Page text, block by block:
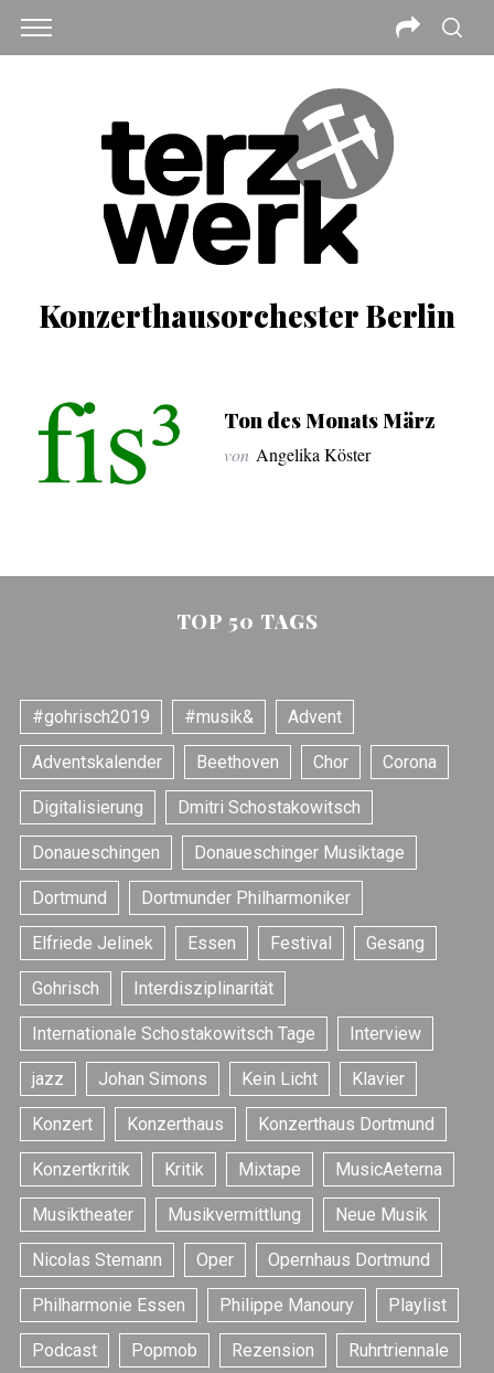
Konzerthausorchester Berlin
Ton des Monats März
von Angelika Köster
TOP 50 TAGS
#gohrisch2019 #musik& Advent
Adventskalender Beethoven Chor Corona
Digitalisierung Dmitri Schostakowitsch
Donaueschingen Donaueschinger Musiktage
Dortmund Dortmunder Philharmoniker
Elfriede Jelinek Essen Festival Gesang
Gohrisch Interdisziplinarität
Internationale Schostakowitsch Tage Interview
jazz Johan Simons Kein Licht Klavier
Konzert Konzerthaus Konzerthaus Dortmund
Konzertkritik Kritik Mixtape MusicAeterna
Musiktheater Musikvermittlung Neue Musik
Nicolas Stemann Oper Opernhaus Dortmund
Philharmonie Essen Philippe Manoury Playlist
Podcast Popmob Rezension Ruhrtriennale
S
e
a
r
c
h
f
o
r